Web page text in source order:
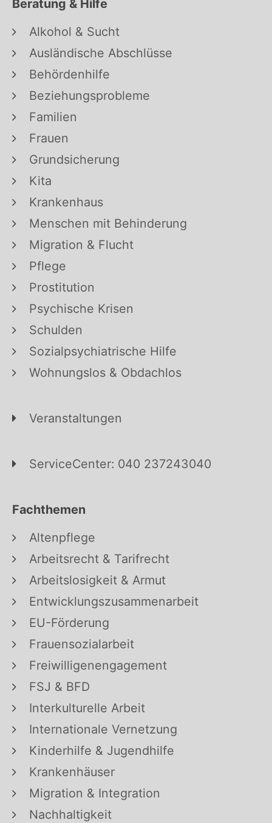
Beratung & Hilfe
Alkohol & Sucht
Ausländische Abschlüsse
Behördenhilfe
Beziehungsprobleme
Familien
Frauen
Grundsicherung
Kita
Krankenhaus
Menschen mit Behinderung
Migration & Flucht
Pflege
Prostitution
Psychische Krisen
Schulden
Sozialpsychiatrische Hilfe
Wohnungslos & Obdachlos
Veranstaltungen
ServiceCenter: 040 237243040
Fachthemen
Altenpflege
Arbeitsrecht & Tarifrecht
Arbeitslosigkeit & Armut
Entwicklungszusammenarbeit
EU-Förderung
Frauensozialarbeit
Freiwilligenengagement
FSJ & BFD
Interkulturelle Arbeit
Internationale Vernetzung
Kinderhilfe & Jugendhilfe
Krankenhäuser
Migration & Integration
Nachhaltigkeit